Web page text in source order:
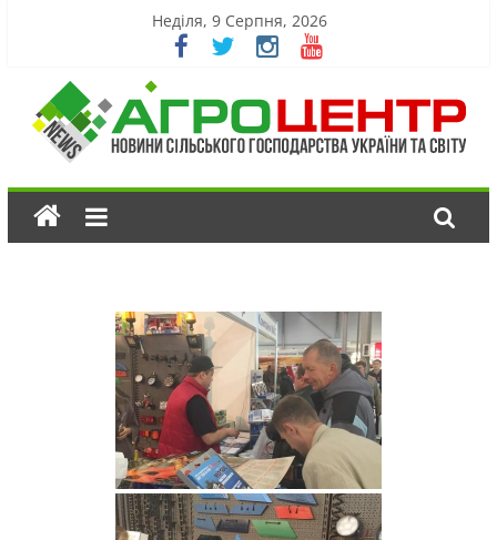
Неділя, 9 Серпня, 2026